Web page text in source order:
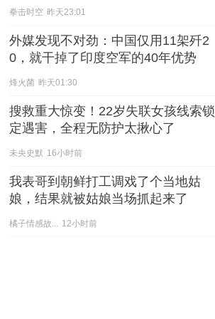
拳击时空 昨天23:01
外媒发现不对劲：中国仅用11架歼2
0，就干掉了印度空军的40年优势
烽火菌 昨天01:30
搜救重大惊变！22岁失联女孩线索锁
定遇害，全程无防护太揪心了
未央史默 16小时前
我表哥到朝鲜打工调戏了个当地姑
娘，结果就被姑娘当场抓起来了
橘子情感故... 12小时前